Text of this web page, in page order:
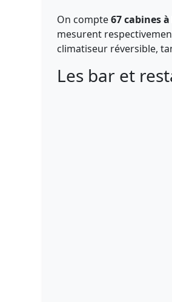
On compte67 cabines
mesurent
climatiseur réversible,
Les bar et